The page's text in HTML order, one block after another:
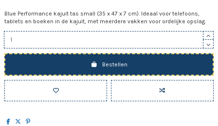
Blue Performance kajuit tas small (35 x 47 x 7 cm). Ideaal voor telefoons,
tablets en boeken in de kajuit, met meerdere vakken voor ordelijke opslag.
Bestellen